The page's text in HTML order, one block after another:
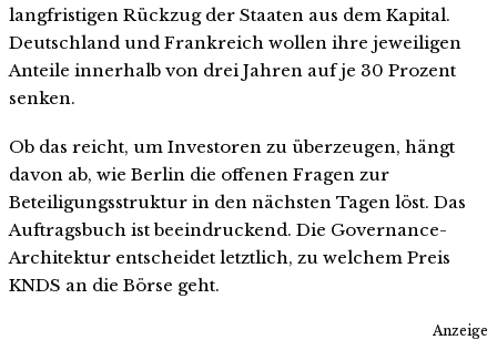
langfristigen Rückzug der Staaten aus dem Kapital.
Deutschland und Frankreich wollen ihre jeweiligen
Anteile innerhalb von drei Jahren auf je 30 Prozent
senken.
Ob das reicht, um Investoren zu überzeugen, hängt
davon ab, wie Berlin die offenen Fragen zur
Beteiligungsstruktur in den nächsten Tagen löst. Das
Auftragsbuch ist beeindruckend. Die Governance-
Architektur entscheidet letztlich, zu welchem Preis
KNDS an die Börse geht.
Anzeige